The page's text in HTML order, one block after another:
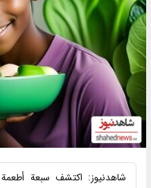
شاهدنیوز: اكتشف سبعة